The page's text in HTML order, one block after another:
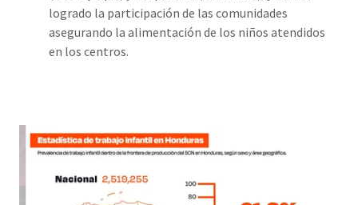
logrado la participación de las comunidades
asegurando la alimentación de los niños atendidos
en los centros.